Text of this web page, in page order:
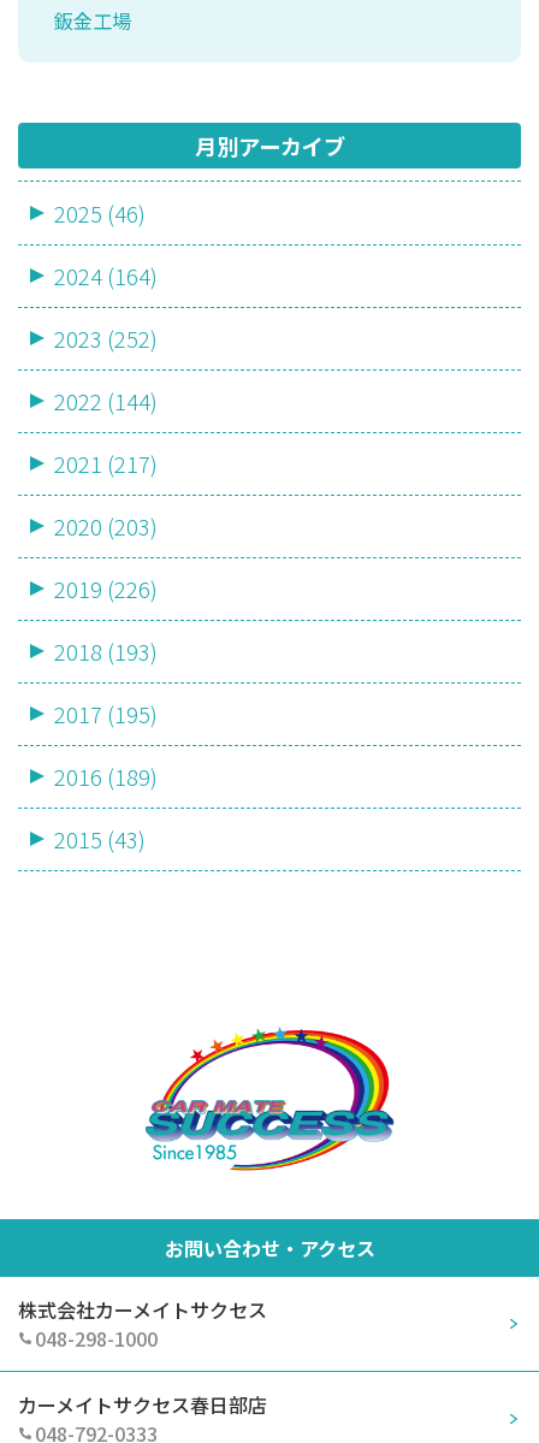
鈑金工場
月別アーカイブ
2025 (46)
2024 (164)
2023 (252)
2022 (144)
2021 (217)
2020 (203)
2019 (226)
2018 (193)
2017 (195)
2016 (189)
2015 (43)
お問い合わせ・アクセス
株式会社カーメイトサクセス
048-298-1000
カーメイトサクセス春日部店
048-792-0333